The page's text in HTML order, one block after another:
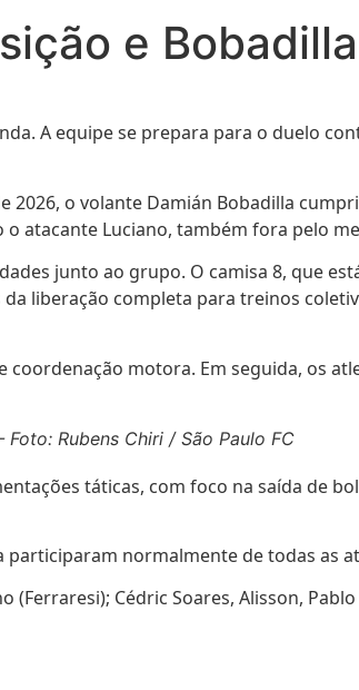
e
A equipe se prepara para o duelo
o volante Damián Bobadilla
atacante Luciano, também fora pelo
junto ao grupo. O camisa 8, que
liberação completa para treinos
motora. Em seguida, os
Rubens Chiri / São Paulo FC
táticas, com foco na saída de
participaram normalmente de todas as
(Ferraresi); Cédric Soares, Alisson,